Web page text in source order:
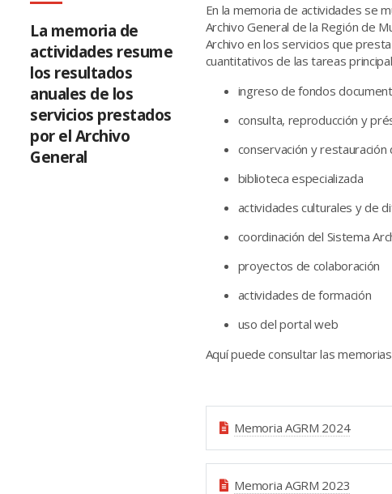
La memoria de
actividades resume
los resultados
anuales de los
servicios prestados
por el Archivo
General
En la memoria de actividades se
Archivo General de la Región de
Archivo en los servicios que
cuantitativos de las tareas
ingreso de fondos
consulta, reproducción y
conservación y
biblioteca especializada
actividades culturales y de
coordinación del Sistema
proyectos de colaboración
actividades de formación
uso del portal web
Aquí puede consultar las
Memoria AGRM 2024
Memoria AGRM 2023